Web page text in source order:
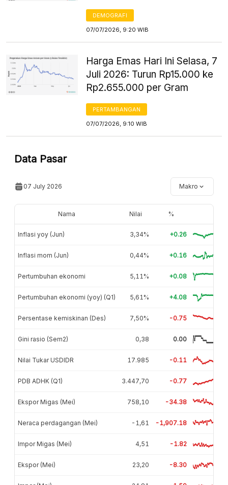
DEMOGRAFI
07/07/2026, 9:20 WIB
Harga Emas Hari Ini Selasa, 7
Juli 2026: Turun Rp15.000 ke
Rp2.655.000 per Gram
PERTAMBANGAN
07/07/2026, 9:10 WIB
Data Pasar
07 July 2026 Makro
Nama Nilai %
Inflasi yoy (Jun) 3,34% +0.26
Inflasi mom (Jun) 0,44% +0.16
Pertumbuhan ekonomi 5,11% +0.08
Pertumbuhan ekonomi (yoy) (Q1) 5,61% +4.08
Persentase kemiskinan (Des) 7,50% -0.75
Gini rasio (Sem2) 0,38 0.00
Nilai Tukar USDIDR 17.985 -0.11
PDB ADHK (Q1) 3.447,70 -0.77
Ekspor Migas (Mei) 758,10 -34.38
Neraca perdagangan (Mei) -1,61 -1,907.18
Impor Migas (Mei) 4,51 -1.82
Ekspor (Mei) 23,20 -8.30